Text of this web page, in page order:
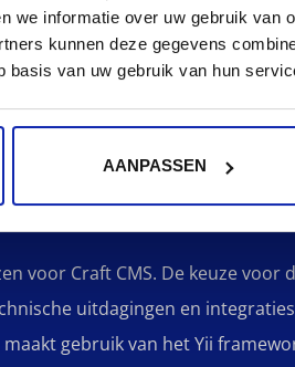
we informatie over uw gebruik van
kunnen deze gegevens
basis van uw gebruik van hun
AANPASSEN
een leuke uitdaging waarbij
ingezet om voor onszelf een
onderzochten.
voor Craft CMS. De keuze voor
uitdagingen en
gebruik van het Yii